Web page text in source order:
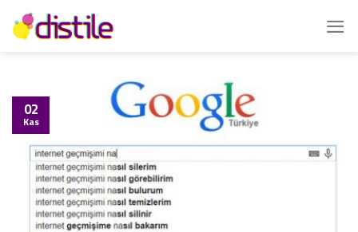
İçeriğe
atla
02
Kas